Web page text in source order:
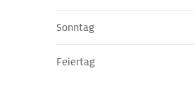
Sonntag
Feiertag